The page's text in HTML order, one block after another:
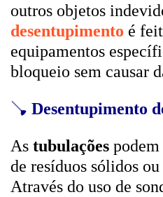
outros objetos
desentupimento é
equipamentos
bloqueio sem causar
🪠 Desentupimento
As tubulações
de resíduos sólidos
Através do uso de